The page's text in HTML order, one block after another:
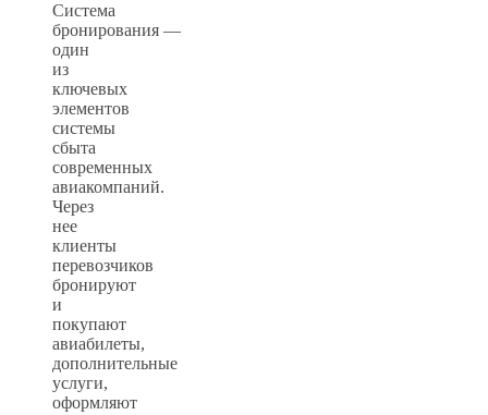
Система
бронирования —
один
из
ключевых
элементов
системы
сбыта
современных
авиакомпаний.
Через
нее
клиенты
перевозчиков
бронируют
и
покупают
авиабилеты,
дополнительные
услуги,
оформляют